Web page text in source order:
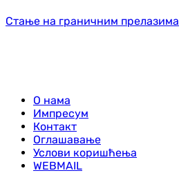
Стање на граничним прелазима
О нама
Импресум
Контакт
Оглашавање
Услови коришћења
WEBMAIL